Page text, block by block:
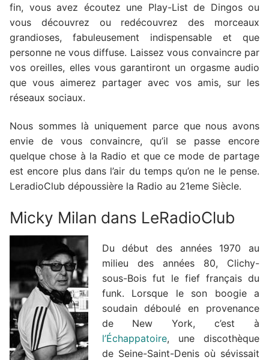
fin, vous avez écoutez une Play-List de Dingos ou
vous découvrez ou redécouvrez des morceaux
grandioses, fabuleusement indispensable et que
personne ne vous diffuse. Laissez vous convaincre par
vos oreilles, elles vous garantiront un orgasme audio
que vous aimerez partager avec vos amis, sur les
réseaux sociaux.
Nous sommes là uniquement parce que nous avons
envie de vous convaincre, qu’il se passe encore
quelque chose à la Radio et que ce mode de partage
est encore plus dans l’air du temps qu’on ne le pense.
LeradioClub dépoussière la Radio au 21eme Siècle.
Micky Milan dans LeRadioClub
Du début des années 1970 au
milieu des années 80, Clichy-
sous-Bois fut le fief français du
funk. Lorsque le son boogie a
soudain déboulé en provenance
de New York, c’est à
l’Échappatoire, une discothèque
de Seine-Saint-Denis où sévissait